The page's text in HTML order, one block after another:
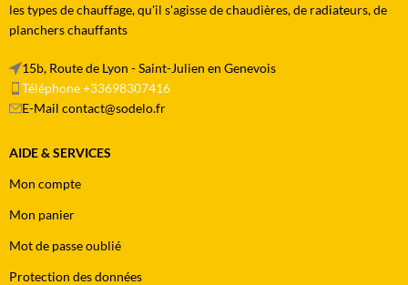
les types de chauffage, qu'il s'agisse de chaudières, de radiateurs, de
planchers chauffants
15b, Route de Lyon - Saint-Julien en Genevois
Téléphone +33698307416
E-Mail contact@sodelo.fr
AIDE & SERVICES
Mon compte
Mon panier
Mot de passe oublié
Protection des données